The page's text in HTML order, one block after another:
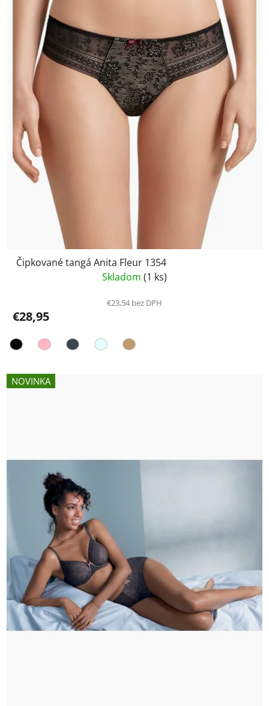
Čipkované tangá Anita Fleur 1354
Skladom (1 ks)
€23,54 bez DPH
€28,95
NOVINKA